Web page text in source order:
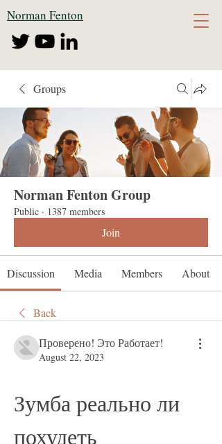
Norman Fenton
Groups
Norman Fenton Group
Public · 1387 members
Join
Discussion Media Members About
Back
Проверено! Это Работает!
August 22, 2023
Зумба реально ли
похудеть